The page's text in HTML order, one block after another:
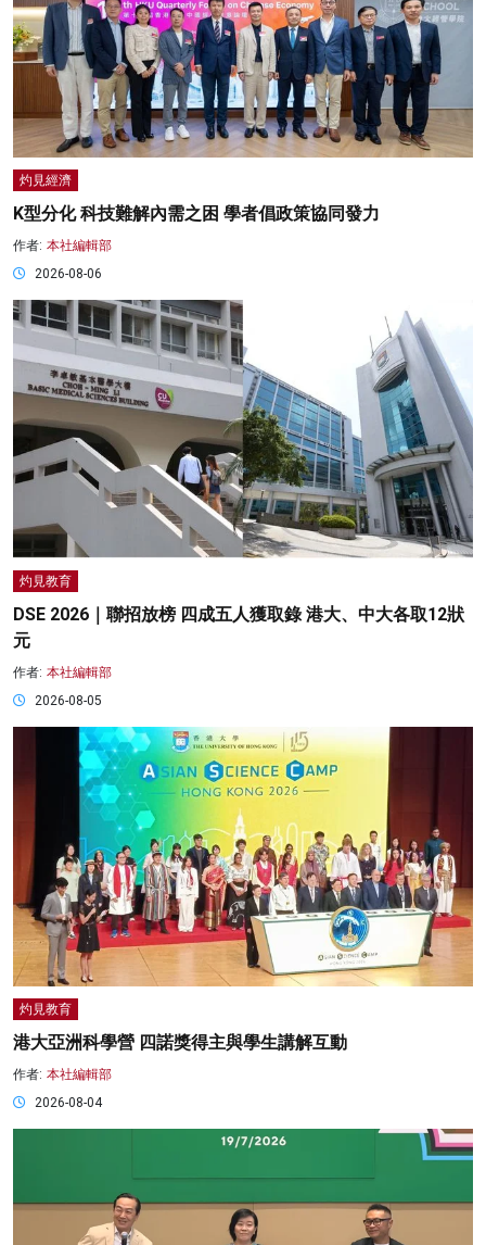
灼見經濟
K型分化 科技難解內需之困 學者倡政策協同發力
作者: 本社編輯部
2026-08-06
灼見教育
DSE 2026｜聯招放榜 四成五人獲取錄 港大、中大各取12狀
元
作者: 本社編輯部
2026-08-05
灼見教育
港大亞洲科學營 四諾獎得主與學生講解互動
作者: 本社編輯部
2026-08-04